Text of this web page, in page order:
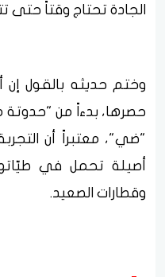
الجادة تحتاج وقتاً
وختم حديثه بالقول إن
حصرها، بدءاً من
"ضي"، معتبراً أن
أصيلة تحمل في
وقطارات الصعيد.